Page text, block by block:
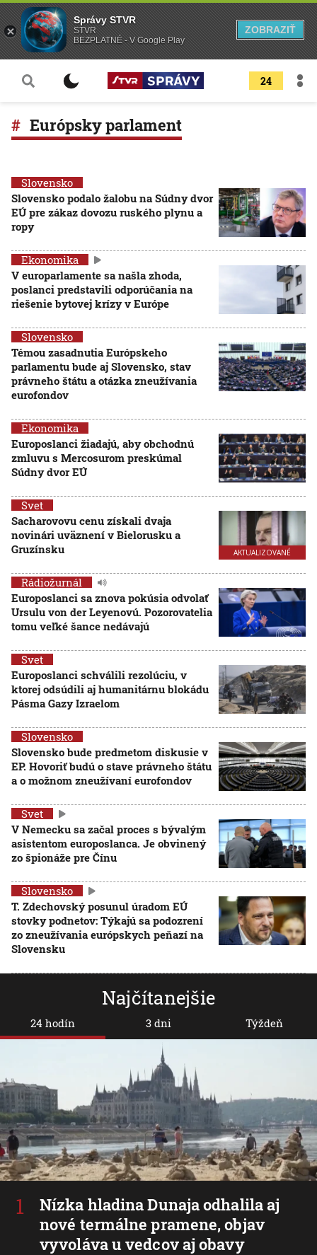
24
Európsky parlament
Slovensko
Slovensko podalo žalobu na Súdny dvor
EÚ pre zákaz dovozu ruského plynu a
ropy
Ekonomika
V europarlamente sa našla zhoda,
poslanci predstavili odporúčania na
riešenie bytovej krízy v Európe
Slovensko
Témou zasadnutia Európskeho
parlamentu bude aj Slovensko, stav
právneho štátu a otázka zneužívania
eurofondov
Ekonomika
Europoslanci žiadajú, aby obchodnú
zmluvu s Mercosurom preskúmal
Súdny dvor EÚ
AKTUALIZOVANÉ
Svet
Sacharovovu cenu získali dvaja
novinári uväznení v Bielorusku a
Gruzínsku
Rádiožurnál
Europoslanci sa znova pokúsia odvolať
Ursulu von der Leyenovú. Pozorovatelia
tomu veľké šance nedávajú
Svet
Europoslanci schválili rezolúciu, v
ktorej odsúdili aj humanitárnu blokádu
Pásma Gazy Izraelom
Slovensko
Slovensko bude predmetom diskusie v
EP. Hovoriť budú o stave právneho štátu
a o možnom zneužívaní eurofondov
Svet
V Nemecku sa začal proces s bývalým
asistentom europoslanca. Je obvinený
zo špionáže pre Čínu
Slovensko
T. Zdechovský posunul úradom EÚ
stovky podnetov: Týkajú sa podozrení
zo zneužívania európskych peňazí na
Slovensku
Najčítanejšie
24 hodín
Nízka hladina Dunaja odhalila aj
nové termálne pramene, objav
vyvoláva u vedcov aj obavy
3 dni Týždeň
Správy STVR
STVR
BEZPLATNÉ - V Google Play
ZOBRAZIŤ